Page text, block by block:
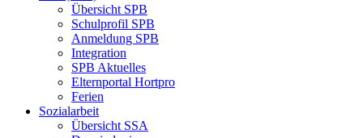
Übersicht SPB
Schulprofil SPB
Anmeldung SPB
Integration
SPB Aktuelles
Elternportal Hortpro
Ferien
Sozialarbeit
Übersicht SSA